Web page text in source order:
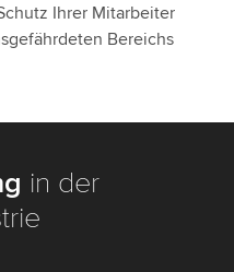
Ihrer Mitarbeiter
Bereichs
in der